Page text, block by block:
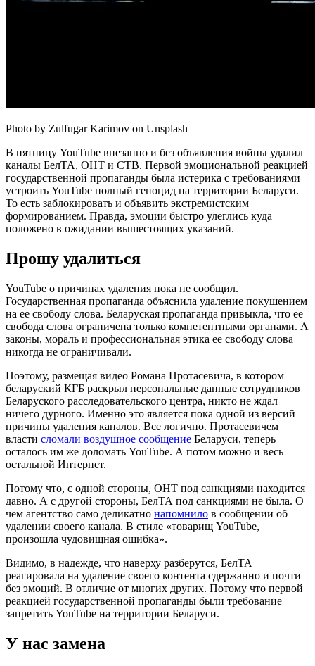
Photo by Zulfugar Karimov on Unsplash
В пятницу YouTube внезапно и без объявления войны удалил
каналы БелТА, ОНТ и СТВ. Первой эмоциональной реакцией
государственной пропаганды была истерика с требованиями
устроить YouTube полный геноцид на территории Беларуси.
То есть заблокировать и объявить экстремистским
формированием. Правда, эмоции быстро улеглись куда
положено в ожидании вышестоящих указаний.
Прошу удалиться
YouTube о причинах удаления пока не сообщил.
Государственная пропаганда объяснила удаление покушением
на ее свободу слова. Беларуская пропаганда привыкла, что ее
свобода слова ограничена только компетентными органами. А
законы, мораль и профессиональная этика ее свободу слова
никогда не ограничивали.
Поэтому, размещая видео Романа Протасевича, в котором
беларуский КГБ раскрыл персональные данные сотрудников
Беларуского расследовательского центра, никто не ждал
ничего дурного. Именно это является пока одной из версий
причины удаления каналов. Все логично. Протасевичем
власти сломали воздушное сообщение Беларуси, теперь
осталось им же доломать YouTube. А потом можно и весь
остальной Интернет.
Потому что, с одной стороны, ОНТ под санкциями находится
давно. А с другой стороны, БелТА под санкциями не была. О
чем агентство само деликатно напомнило в сообщении об
удалении своего канала. В стиле «товарищ YouTube,
произошла чудовищная ошибка».
Видимо, в надежде, что наверху разберутся, БелТА
реагировала на удаление своего контента сдержанно и почти
без эмоций. В отличие от многих других. Потому что первой
реакцией государственной пропаганды были требование
запретить YouTube на территории Беларуси.
У нас замена